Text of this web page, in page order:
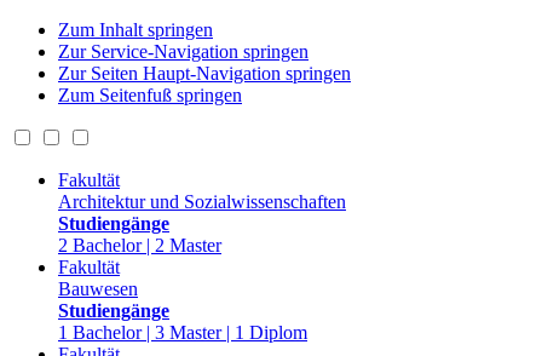
Zum Inhalt springen
Zur Service-Navigation springen
Zur Seiten Haupt-Navigation springen
Zum Seitenfuß springen
Fakultät
Architektur und Sozialwissenschaften
Studiengänge
2 Bachelor | 2 Master
Fakultät
Bauwesen
Studiengänge
1 Bachelor | 3 Master | 1 Diplom